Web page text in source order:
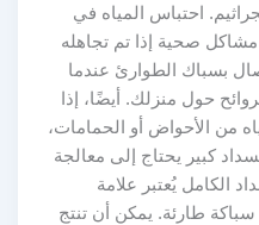
احتباس المياه في
مشاكل صحية إذا تم تجاهله
بسباك الطوارئ عندما
حول منزلك. أيضًا، إذا
من الأحواض أو الحمامات،
كبير يحتاج إلى معالجة
الكامل يُعتبر علامة
طارئة. يمكن أن تنتج